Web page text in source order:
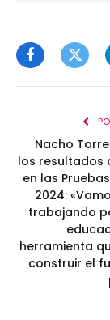
Facebook
Nacho
los resultados
en las
2024:
trabajando
herramienta
construir el